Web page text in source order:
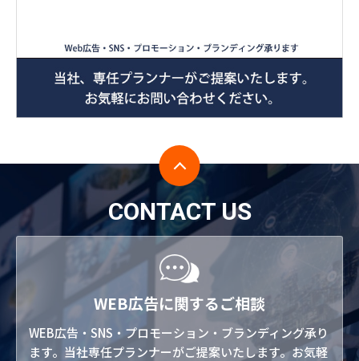
CONTACT US
WEB広告に関するご相談
WEB広告・SNS・プロモーション・ブランディング承り
ます。当社専任プランナーがご提案いたします。お気軽